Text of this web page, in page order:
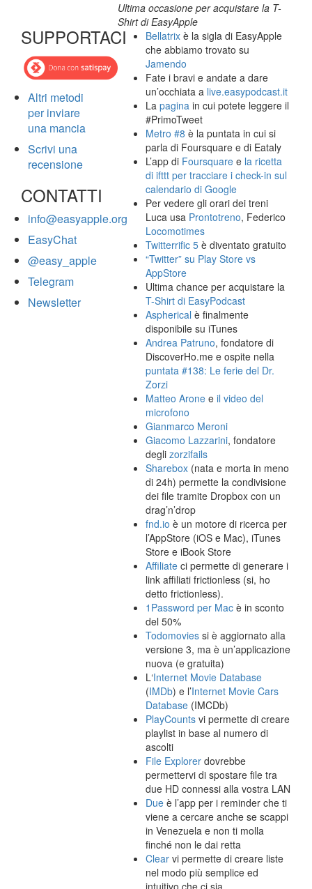
SUPPORTACI
Altri metodi
per inviare
una mancia
Scrivi una
recensione
CONTATTI
info@easyapple.org
EasyChat
@easy_apple
Telegram
Newsletter
Ultima occasione per acquistare la T-
Shirt di EasyApple
Bellatrix è la sigla di EasyApple
che abbiamo trovato su
Jamendo
Fate i bravi e andate a dare
un’occhiata a live.easypodcast.it
Lapagina in cui potete leggere il
#PrimoTweet
Metro #8 è la puntata in cui si
parla di Foursquare e di Eataly
L’app di Foursquare e la ricetta
di ifttt per tracciare i check-in sul
calendario di Google
Per vedere gli orari dei treni
Luca usa Prontotreno, Federico
Locomotimes
Twitterrific 5 è diventato gratuito
“Twitter” su Play Store vs
AppStore
Ultima chance per acquistare la
T-Shirt di EasyPodcast
Aspherical è finalmente
disponibile su iTunes
Andrea Patruno, fondatore di
DiscoverHo.me e ospite nella
puntata #138: Le ferie del Dr.
Zorzi
Matteo Arone eil video del
microfono
Gianmarco Meroni
Giacomo Lazzarini, fondatore
deglizorzifails
Sharebox (nata e morta in meno
di 24h) permette la condivisione
dei file tramite Dropbox con un
drag’n’drop
fnd.io è un motore di ricerca per
l’AppStore (iOS e Mac), iTunes
Store e iBook Store
Affiliate ci permette di generare i
link affiliati frictionless (si, ho
detto frictionless).
1Password per Mac è in sconto
del 50%
Todomovies si è aggiornato alla
versione 3, ma è un’applicazione
nuova (e gratuita)
L‘Internet Movie Database
(IMDb) e l’Internet Movie Cars
Database (IMCDb)
PlayCounts vi permette di creare
playlist in base al numero di
ascolti
File Explorer dovrebbe
permettervi di spostare file tra
due HD connessi alla vostra LAN
Due è l’app per i reminder che ti
viene a cercare anche se scappi
in Venezuela e non ti molla
finché non le dai retta
Clear vi permette di creare liste
nel modo più semplice ed
intuitivo che ci sia